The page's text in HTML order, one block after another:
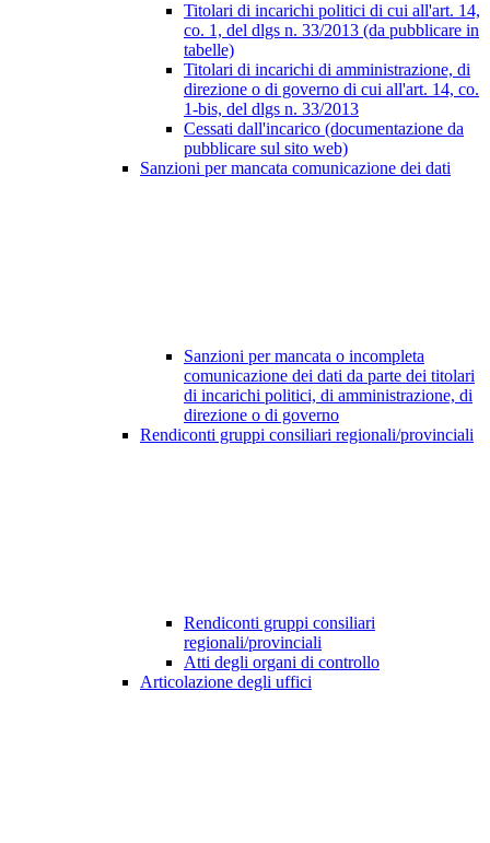
Titolari di incarichi politici di cui all'art. 14,
co. 1, del dlgs n. 33/2013 (da pubblicare in
tabelle)
Titolari di incarichi di amministrazione, di
direzione o di governo di cui all'art. 14, co.
1-bis, del dlgs n. 33/2013
Cessati dall'incarico (documentazione da
pubblicare sul sito web)
Sanzioni per mancata comunicazione dei dati
Sanzioni per mancata o incompleta
comunicazione dei dati da parte dei titolari
di incarichi politici, di amministrazione, di
direzione o di governo
Rendiconti gruppi consiliari regionali/provinciali
Rendiconti gruppi consiliari
regionali/provinciali
Atti degli organi di controllo
Articolazione degli uffici